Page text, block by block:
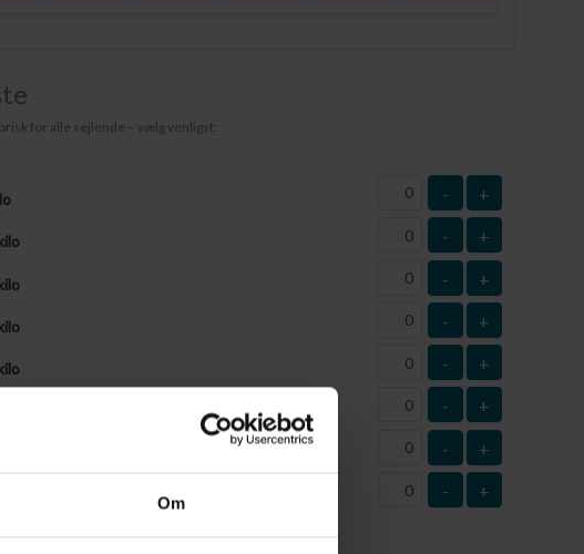
Om
for alle sejlende – vælg venligst:
- +
- +
- +
- +
- +
- +
- +
antal veste - +